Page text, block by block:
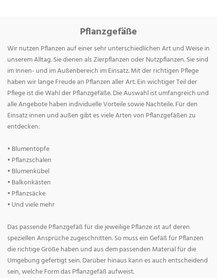
Pflanzgefäße
Wir nutzen Pflanzen auf einer sehr unterschiedlichen Art und Weise in
unserem Alltag. Sie dienen als Zierpflanzen oder Nutzpflanzen. Sie sind
im Innen- und im Außenbereich im Einsatz. Mit der richtigen Pflege
haben wir lange Freude an Pflanzen aller Art. Ein wichtiger Teil der
Pflege ist die Wahl der Pflanzgefäße. Die Auswahl ist umfangreich und
alle Angebote haben individuelle Vorteile sowie Nachteile. Für den
Einsatz innen und außen gibt es viele Arten von Pflanzgefäßen zu
entdecken:
• Blumentöpfe
• Pflanzschalen
• Blumenkübel
• Balkonkästen
• Pflanzsäcke
• Und viele mehr
Das passende Pflanzgefäß für die jeweilige Pflanze ist auf deren
speziellen Ansprüche zugeschnitten. So muss ein Gefäß für Pflanzen
die richtige Größe haben und aus dem passenden Material für die
Umgebung gefertigt sein. Darüber hinaus kann es auch entscheidend
sein, welche Form das Pflanzgefäß aufweist.